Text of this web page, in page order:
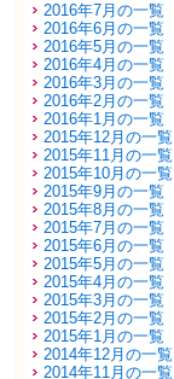
2016年7月の一覧
2016年6月の一覧
2016年5月の一覧
2016年4月の一覧
2016年3月の一覧
2016年2月の一覧
2016年1月の一覧
2015年12月の一覧
2015年11月の一覧
2015年10月の一覧
2015年9月の一覧
2015年8月の一覧
2015年7月の一覧
2015年6月の一覧
2015年5月の一覧
2015年4月の一覧
2015年3月の一覧
2015年2月の一覧
2015年1月の一覧
2014年12月の一覧
2014年11月の一覧